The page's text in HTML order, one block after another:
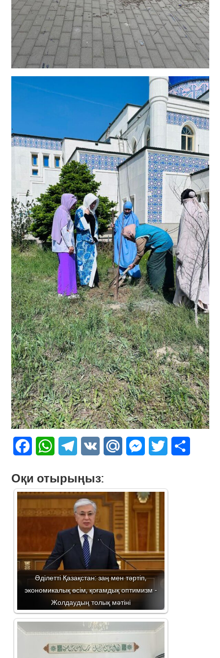
FacebookWhatsAppTelegram
VK Mail.Ru Messenger
Twitter
Оқи отырыңыз:
Әділетті Қазақстан: заң мен тәртіп,
экономикалық өсім, қоғамдық оптимизм -
Жолдаудың толық мәтіні